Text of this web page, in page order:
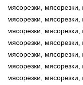
мясорезки, мясорезки,
мясорезки, мясорезки,
мясорезки, мясорезки,
мясорезки, мясорезки,
мясорезки, мясорезки,
мясорезки, мясорезки,
мясорезки, мясорезки,